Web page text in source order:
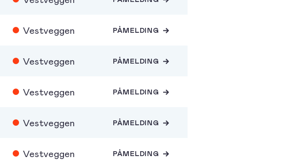
Vestveggen PÅMELDING
Vestveggen PÅMELDING
Vestveggen PÅMELDING
Vestveggen PÅMELDING
Vestveggen PÅMELDING